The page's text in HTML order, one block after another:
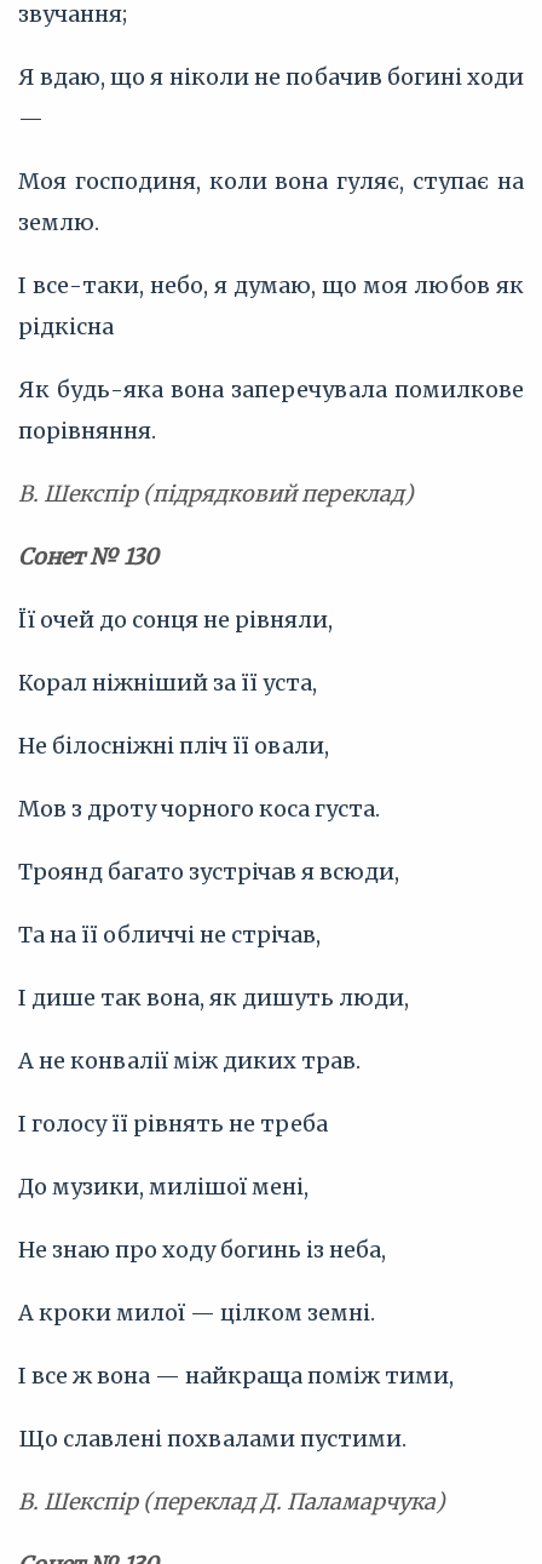
звучання;
Я вдаю, що я ніколи не побачив богині ходи
—
Моя господиня, коли вона гуляє, ступає на
землю.
І все-таки, небо, я думаю, що моя любов як
рідкісна
Як будь-яка вона заперечувала помилкове
порівняння.
В. Шекспір (підрядковий переклад)
Сонет № 130
Її очей до сонця не рівняли,
Корал ніжніший за її уста,
Не білосніжні пліч її овали,
Мов з дроту чорного коса густа.
Троянд багато зустрічав я всюди,
Та на її обличчі не стрічав,
І дише так вона, як дишуть люди,
А не конвалії між диких трав.
І голосу її рівнять не треба
До музики, милішої мені,
Не знаю про ходу богинь із неба,
А кроки милої — цілком земні.
І все ж вона — найкраща поміж тими,
Що славлені похвалами пустими.
В. Шекспір (переклад Д. Паламарчука)